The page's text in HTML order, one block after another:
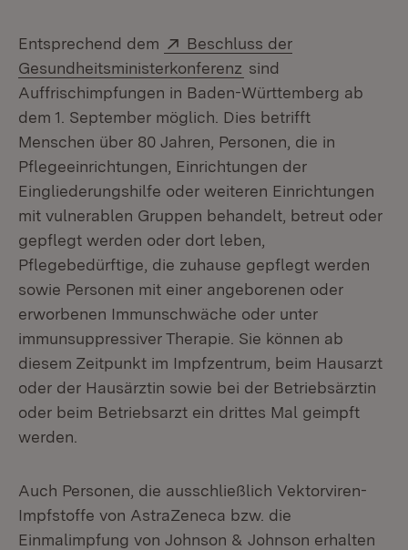
Entsprechend dem Extern:
Beschluss der
Gesundheitsministerkonferenz (Öffnet in neuem
sind
Auffrischimpfungen in Baden-Württemberg ab
dem 1. September möglich. Dies betrifft
Menschen über 80 Jahren, Personen, die in
Pflegeeinrichtungen, Einrichtungen der
Eingliederungshilfe oder weiteren Einrichtungen
mit vulnerablen Gruppen behandelt, betreut oder
gepflegt werden oder dort leben,
Pflegebedürftige, die zuhause gepflegt werden
sowie Personen mit einer angeborenen oder
erworbenen Immunschwäche oder unter
immunsuppressiver Therapie. Sie können ab
diesem Zeitpunkt im Impfzentrum, beim Hausarzt
oder der Hausärztin sowie bei der Betriebsärztin
oder beim Betriebsarzt ein drittes Mal geimpft
werden.
Auch Personen, die ausschließlich Vektorviren-
Impfstoffe von AstraZeneca bzw. die
Einmalimpfung von Johnson & Johnson erhalten